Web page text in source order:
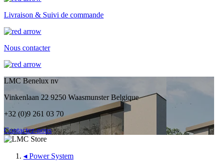
Livraison & Suivi de commande
Nous contacter
LMC Benelux nv
Vinkenlaan 22 9250 Waasmunster Belgique
+32 (0)9 261 03 70
Contactez-nous
◂ Power System